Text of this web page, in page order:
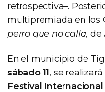
retrospectiva–.
multipremiada en los
perro que no calla, de
En el municipio de
sábado 11, se realizará
Festival